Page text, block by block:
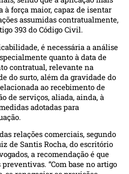
força maior, capaz de isentar
assumidas contratualmente,
393 do Código Civil.
é necessária a análise
quanto à data de
contratual, relevante na
do surto, além da gravidade do
ao recebimento de
de serviços, aliada, ainda, à
adotadas para
relações comerciais, segundo
de Santis Rocha, do escritório
a recomendação é que
“Com base no artigo